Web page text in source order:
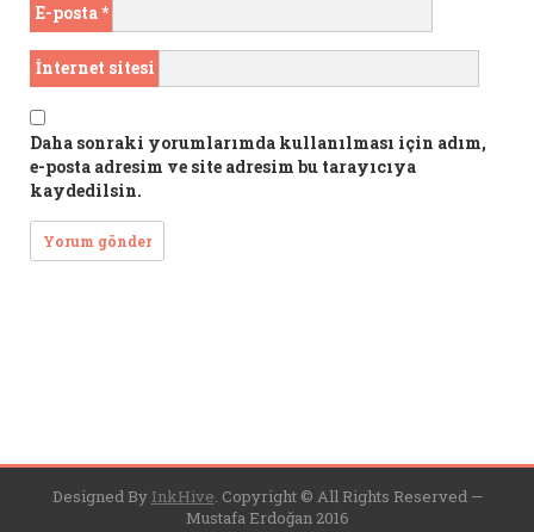
E-posta*
İnternet sitesi
Daha sonraki yorumlarımda kullanılması için adım,
e-posta adresim ve site adresim bu tarayıcıya
kaydedilsin.
Designed By InkHive. Copyright © All Rights Reserved —
Mustafa Erdoğan 2016